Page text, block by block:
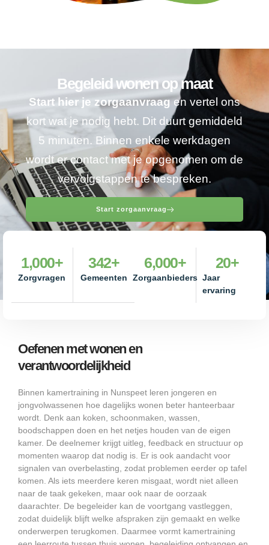
Begeleid wonen op maat
Start hier je zorgaanvraagen vertel ons
kort wat je nodig hebt. Dit duurt gemiddeld
5 minuten. Binnen enkele werkdagen
wordt er contact met je opgenomen om de
vervolgstappen te bespreken.
Start zorgaanvraag
Zorgvragen
1,000+
Gemeenten
342+
Zorgaanbieders
6,000+
Jaar
ervaring
20+
Oefenen met wonen en
verantwoordelijkheid
Binnen kamertraining in Nunspeet leren jongeren en
jongvolwassenen hoe dagelijks wonen beter hanteerbaar
wordt. Denk aan koken, schoonmaken, wassen,
boodschappen doen en het netjes houden van de eigen
kamer. De deelnemer krijgt uitleg, feedback en structuur op
momenten waarop dat nodig is. Er is ook aandacht voor
signalen van overbelasting, zodat problemen eerder op tafel
komen. Als iets meerdere keren misgaat, wordt niet alleen
naar de taak gekeken, maar ook naar de oorzaak
daarachter. De begeleider kan de voortgang vastleggen,
zodat duidelijk blijft welke afspraken zijn gemaakt en welke
onderwerpen terugkomen. Daarmee vormt kamertraining